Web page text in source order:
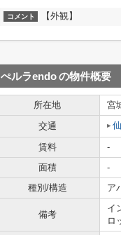
コメント 【外観】
ぺルラendoの物件概要
所在地 宮
交通
賃料 -
面積
-
種別/構造
ア
備考
イ
ロ